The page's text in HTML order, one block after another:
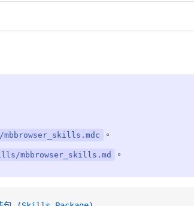
。
mbbrowser_skills.md 。